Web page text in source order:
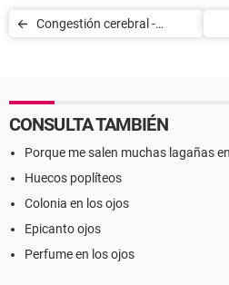
Congestión cerebral -
CONSULTA TAMBIÉN
Porque me salen muchas lagañas
Huecos poplíteos
Colonia en los ojos
Epicanto ojos
Perfume en los ojos